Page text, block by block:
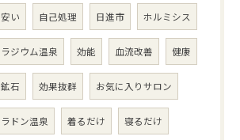
安い 自己処理 日進市 ホルミシス
ラジウム温泉 効能 血流改善 健康
鉱石 効果抜群 お気に入りサロン
ラドン温泉 着るだけ 寝るだけ